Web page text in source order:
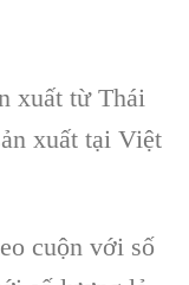
xuất từ Thái
xuất tại Việt
cuộn với số